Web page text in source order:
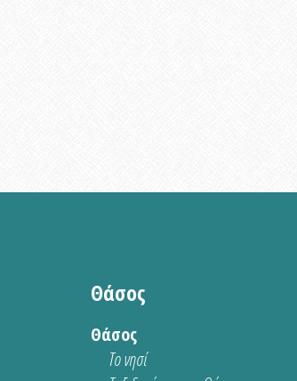
Θάσος
Θάσος
Το νησί